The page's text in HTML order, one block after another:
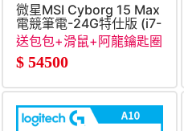
微星MSI Cyborg 15 Max
電競筆電-24G特仕版 (i7-
13620H&#47;24G&#47;512G
SSD&#47;RTX5060-
8G&#47;Win11)
送包包+滑鼠+阿龍鑰匙圈
(不挑款)+石中劍
$ 54500